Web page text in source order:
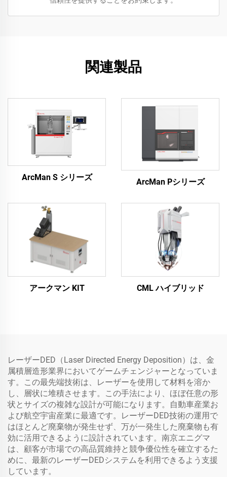
関連製品
ArcMan S シリーズ ArcMan Pシリーズ
アークマン KIT CML ハイブリッド
レーザーDED（Laser Directed Energy Deposition）は、金
属積層造形業界においてゲームチェンジャーとなっていま
す。この最先端技術は、レーザーを使用して材料を溶か
し、層状に堆積させます。この手法により、ほぼ任意の形
状とサイズの複雑な設計が可能になります。自動車産業お
よび航空宇宙産業に最適です。レーザーDED技術の運用で
はほとんど廃棄物が発生せず、万が一発生した廃棄物も有
効に活用できるように設計されています。南京エニグマ
は、顧客が市場での高品質維持と競争優位性を確立するた
めに、最新のレーザーDEDシステムを利用できるよう支援
しています。